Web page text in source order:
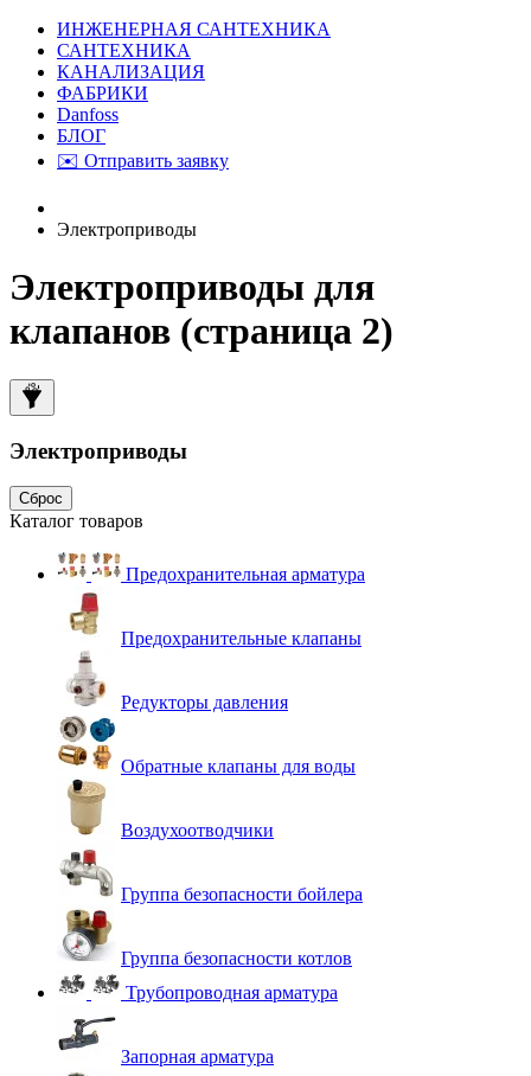
ИНЖЕНЕРНАЯ САНТЕХНИКА
САНТЕХНИКА
КАНАЛИЗАЦИЯ
ФАБРИКИ
Danfoss
БЛОГ
✉️ Отправить заявку
Электроприводы
Электроприводы для
клапанов (страница 2)
Электроприводы
Сброс
Каталог товаров
Предохранительная арматура
Предохранительные клапаны
Редукторы давления
Обратные клапаны для воды
Воздухоотводчики
Группа безопасности бойлера
Группа безопасности котлов
Трубопроводная арматура
Запорная арматура